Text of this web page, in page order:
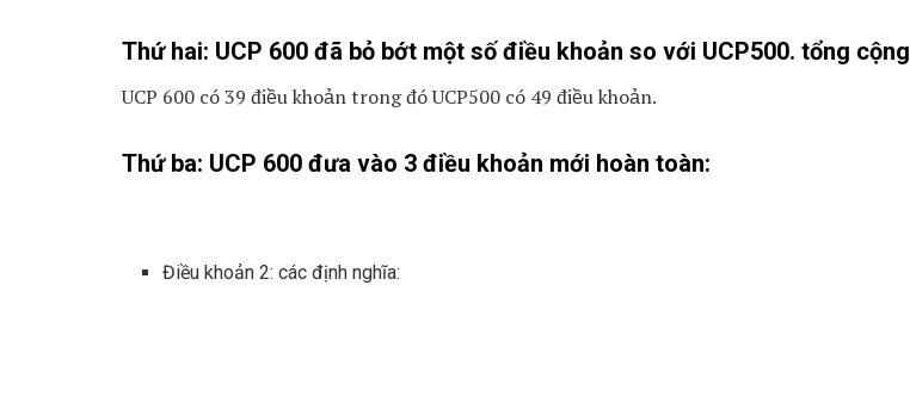
Thứ hai: UCP 600 đã bỏ bớt một số điều khoản so với UCP500. tổng cộng
UCP 600 có 39 điều khoản trong đó UCP500 có 49 điều khoản.
Thứ ba: UCP 600 đưa vào 3 điều khoản mới hoàn toàn:
Điều khoản 2: các định nghĩa: